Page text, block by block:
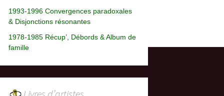
1993-1996 Convergences paradoxales
& Disjonctions résonantes
1978-1985 Récup’, Débords & Album de
famille